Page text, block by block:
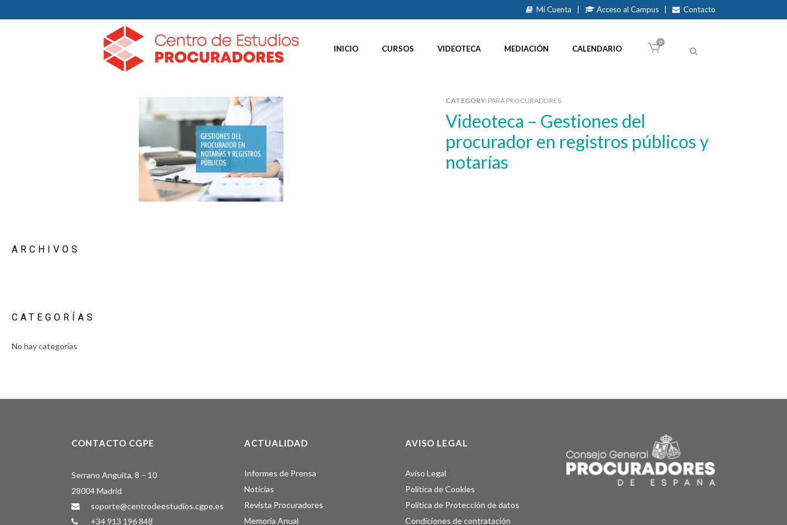
Mi Cuenta Acceso al Campus Contacto
0
INICIO CURSOS VIDEOTECA MEDIACIÓN CALENDARIO
CATEGORY: PARA PROCURADORES
Videoteca – Gestiones del
procurador en registros públicos y
notarías
ARCHIVOS
CATEGORÍAS
No hay categorías
CONTACTO CGPE
Serrano Anguita, 8 – 10
28004 Madrid
soporte@centrodeestudios.cgpe.es
+34 913 196 848
ACTUALIDAD
Informes de Prensa
Noticias
Revista Procuradores
Memoria Anual
AVISO LEGAL
Aviso Legal
Política de Cookies
Política de Protección de datos
Condiciones de contratación